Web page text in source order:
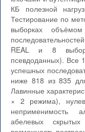
КБ полезной
Тестирование по
выборках
REAL и 8
псевдоданных). Все
успешных
ниже 818 из 835
Лавинные
× 2 режима),
неприменимость
абелевых